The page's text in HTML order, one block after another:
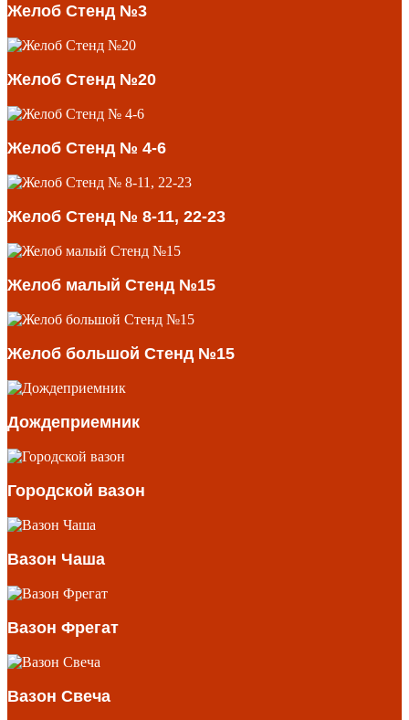
Желоб Стенд №3
Желоб Стенд №20
Желоб Стенд № 4-6
Желоб Стенд № 8-11, 22-23
Желоб малый Стенд №15
Желоб большой Стенд №15
Дождеприемник
Городской вазон
Вазон Чаша
Вазон Фрегат
Вазон Свеча